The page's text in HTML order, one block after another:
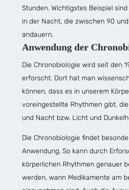
Stunden. Wichtigstes Beispiel
in der Nacht, die zwischen 90
andauern.
Anwendung der
Die Chronobiologie wird seit den
erforscht. Dort hat man
können, dass es in unserem
voreingestellte Rhythmen gibt,
und Nacht bzw. Licht und
Die Chronobiologie findet
Anwendung. So kann durch
körperlichen Rhythmen genauer
werden, wann Medikamente am